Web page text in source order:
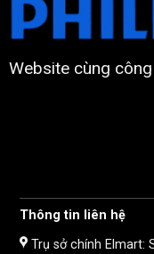
Website cùng
Thông tin liên hệ
Trụ sở chính Elmart: